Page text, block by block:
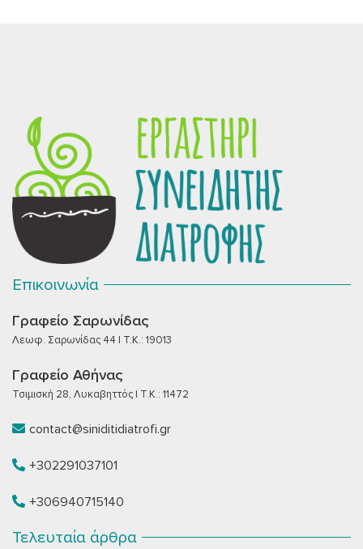
Επικοινωνία
Γραφείο Σαρωνίδας
Λεωφ. Σαρωνίδας 44 | T.K.: 19013
Γραφείο Αθήνας
Τσιμισκή 28, Λυκαβηττός | T.K.: 11472
contact@siniditidiatrofi.gr
+302291037101
+306940715140
Τελευταία άρθρα